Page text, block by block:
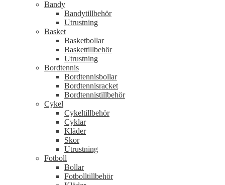
Bandy
Bandytillbehör
Utrustning
Basket
Basketbollar
Baskettillbehör
Utrustning
Bordtennis
Bordtennisbollar
Bordtennisracket
Bordtennistillbehör
Cykel
Cykeltillbehör
Cyklar
Kläder
Skor
Utrustning
Fotboll
Bollar
Fotbolltillbehör